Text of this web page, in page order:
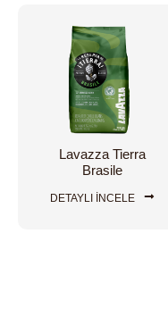
Lavazza Tierra
Brasile
DETAYLI İNCELE